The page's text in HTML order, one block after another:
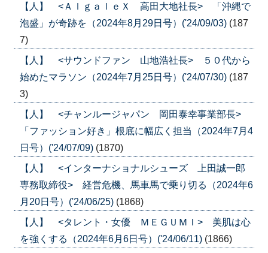
【人】 <ＡｌｇａｌｅＸ 高田大地社長> 「沖縄で
泡盛」が奇跡を（2024年8月29日号）('24/09/03) (187
7)
【人】 <サウンドファン 山地浩社長> ５０代から
始めたマラソン（2024年7月25日号）('24/07/30) (187
3)
【人】 <チャンルージャパン 岡田泰幸事業部長>
「ファッション好き」根底に幅広く担当（2024年7月4
日号）('24/07/09) (1870)
【人】 <インターナショナルシューズ 上田誠一郎
専務取締役> 経営危機、馬車馬で乗り切る（2024年6
月20日号）('24/06/25) (1868)
【人】 <タレント・女優 ＭＥＧＵＭＩ> 美肌は心
を強くする（2024年6月6日号）('24/06/11) (1866)